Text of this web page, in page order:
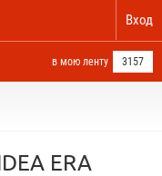
Вход
в мою ленту 3157
ERA